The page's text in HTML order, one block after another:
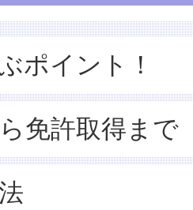
ポイント！
免許取得まで